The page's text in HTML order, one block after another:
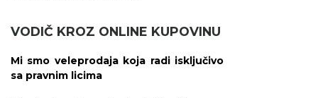
VODIČ KROZ ONLINE KUPOVINU
Mi smo veleprodaja koja radi isključivo
sa pravnim licima